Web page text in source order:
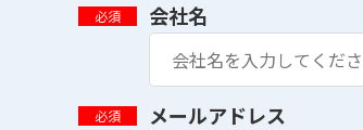
会社名
必須
メールアドレス
必須